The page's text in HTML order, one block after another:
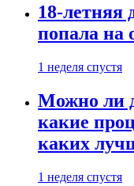
18-
попала на
1 неделя спустя
Можно ли
какие
каких
1 неделя спустя